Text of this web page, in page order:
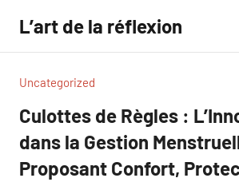
contenu
L’art de la réflexion
Uncategorized
Culottes de Règles :
dans la Gestion
Proposant Confort,